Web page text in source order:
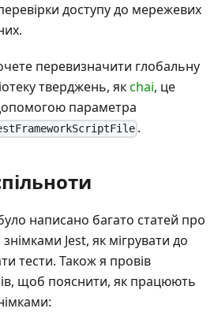
доступу до мережевих
перевизначити глобальну
тверджень, якchai, це
параметра
.
написано багато статей про
Jest, як мігрувати до
тести. Також я провів
щоб пояснити, як працюють